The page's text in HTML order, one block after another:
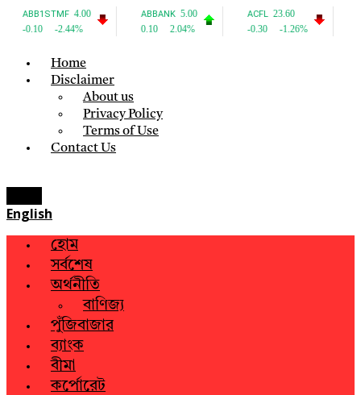
Home
Disclaimer
About us
Privacy Policy
Terms of Use
Contact Us
English
হোম
সর্বশেষ
অর্থনীতি
বাণিজ্য
পুঁজিবাজার
ব্যাংক
বীমা
কর্পোরেট